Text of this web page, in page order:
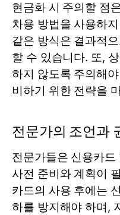
현금화 시 주의할 점
차용 방법을 사용하
같은 방식은 결과적
할 수 있습니다. 또,
하지 않도록 주의해
비하기 위한 전략을
전문가의 조언과
전문가들은 신용카
사전 준비와 계획이
카드의 사용 후에는
하를 방지해야 하며,